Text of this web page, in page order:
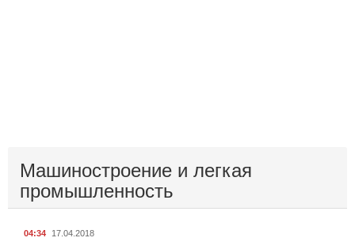
Машиностроение и легкая
промышленность
04:34 17.04.2018